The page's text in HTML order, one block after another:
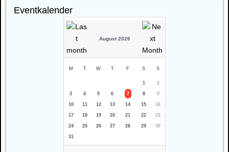
Eventkalender
August 2026
M T W T F S S
1 2
3 4 5 6 7 8 9
10 11 12 13 14 15 16
17 18 19 20 21 22 23
24 25 26 27 28 29 30
31